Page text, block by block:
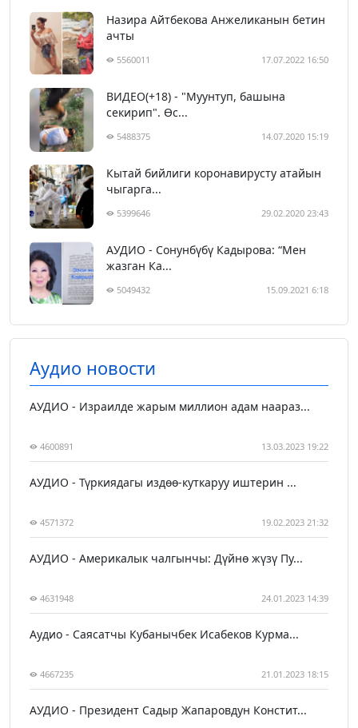
Назира Айтбекова Анжеликанын бетин
ачты
5560011 17.07.2022 16:50
ВИДЕО(+18) - "Муунтуп, башына
секирип". Өс...
5488375 14.07.2020 15:19
Кытай бийлиги коронавирусту атайын
чыгарга...
5399646 29.02.2020 23:43
АУДИО - Сонунбүбү Кадырова: “Мен
жазган Ка...
5049432 15.09.2021 6:18
Аудио новости
АУДИО - Израилде жарым миллион адам наараз...
4600891 13.03.2023 19:22
АУДИО - Түркиядагы издөө-куткаруу иштерин ...
4571372 19.02.2023 21:32
АУДИО - Америкалык чалгынчы: Дүйнө жүзү Пу...
4631948 24.01.2023 14:39
Аудио - Саясатчы Кубанычбек Исабеков Курма...
4667235 21.01.2023 18:15
АУДИО - Президент Садыр Жапаровдун Констит...